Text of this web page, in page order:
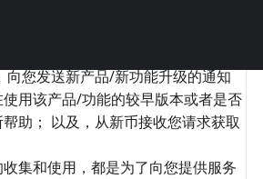
向您发送新产品/新功能升级的通知
用该产品/功能的较早版本或者是否
助； 以及，从新币接收您请求获取
集和使用，都是为了向您提供服务